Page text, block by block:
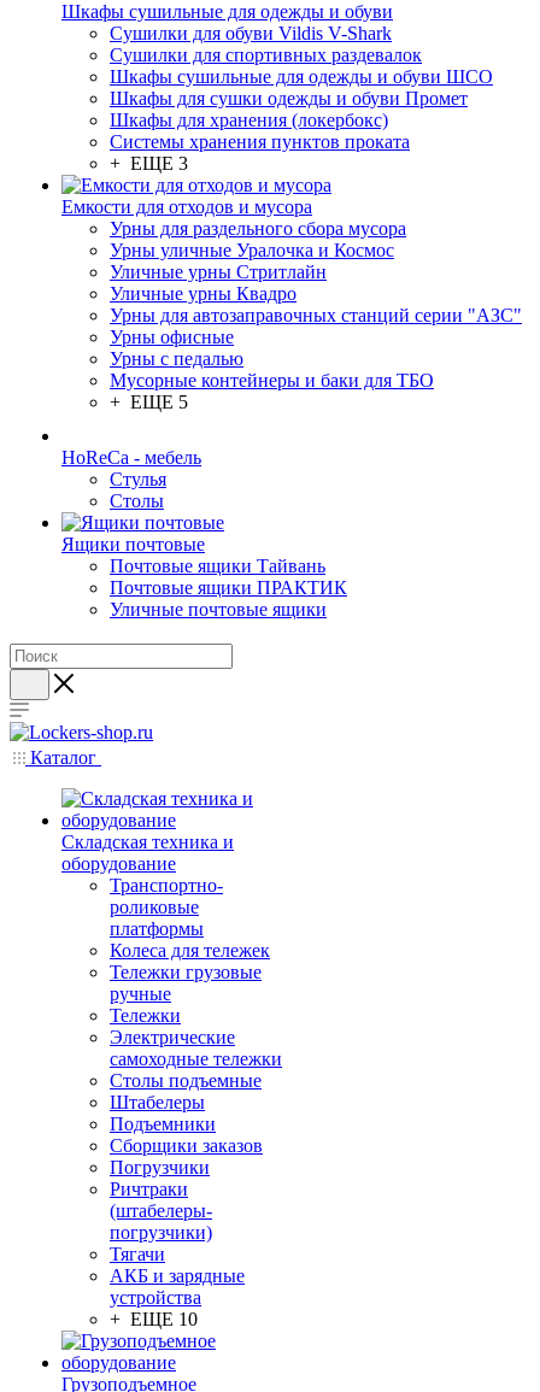
Шкафы сушильные для одежды и обуви
Сушилки для обуви Vildis V-Shark
Сушилки для спортивных раздевалок
Шкафы сушильные для одежды и обуви ШСО
Шкафы для сушки одежды и обуви Промет
Шкафы для хранения (локербокс)
Системы хранения пунктов проката
+ ЕЩЕ 3
Емкости для отходов и мусора
Урны для раздельного сбора мусора
Урны уличные Уралочка и Космос
Уличные урны Стритлайн
Уличные урны Квадро
Урны для автозаправочных станций серии "АЗС"
Урны офисные
Урны с педалью
Мусорные контейнеры и баки для ТБО
+ ЕЩЕ 5
HoReCa - мебель
Стулья
Столы
Ящики почтовые
Почтовые ящики Тайвань
Почтовые ящики ПРАКТИК
Уличные почтовые ящики
Каталог
Складская техника и
оборудование
Транспортно-
роликовые
платформы
Колеса для тележек
Тележки грузовые
ручные
Тележки
Электрические
самоходные тележки
Столы подъемные
Штабелеры
Подъемники
Сборщики заказов
Погрузчики
Ричтраки
(штабелеры-
погрузчики)
Тягачи
АКБ и зарядные
устройства
+ ЕЩЕ 10
Грузоподъемное